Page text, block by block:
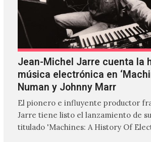
Jean-Michel Jarre cuenta la
música electrónica en
Numan y Johnny Marr
El pionero e influyente productor
Jarre tiene listo el lanzamiento de
titulado 'Machines: A History Of